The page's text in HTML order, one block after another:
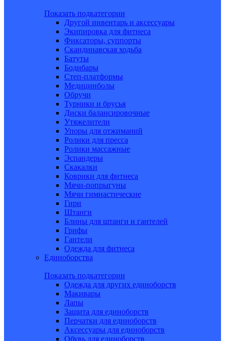
Показать подкатегории
Другой инвентарь и аксессуары
Экипировка для фитнеса
Фиксаторы, суппорты
Скандинавская ходьба
Батуты
Бодибары
Степ-платформы
Медицинболы
Обручи
Турники и брусья
Диски балансировочные
Утяжелители
Упоры для отжиманий
Ролики для пресса
Ролики массажные
Эспандеры
Скакалки
Коврики для фитнеса
Мячи-попрыгуны
Мячи гимнастические
Гири
Штанги
Блины для штанги и гантелей
Грифы
Гантели
Одежда для фитнеса
Единоборства
Показать подкатегории
Одежда для других единоборств
Макивары
Лапы
Защита для единоборств
Перчатки для единоборств
Аксессуары для единоборств
Обувь для единоборств